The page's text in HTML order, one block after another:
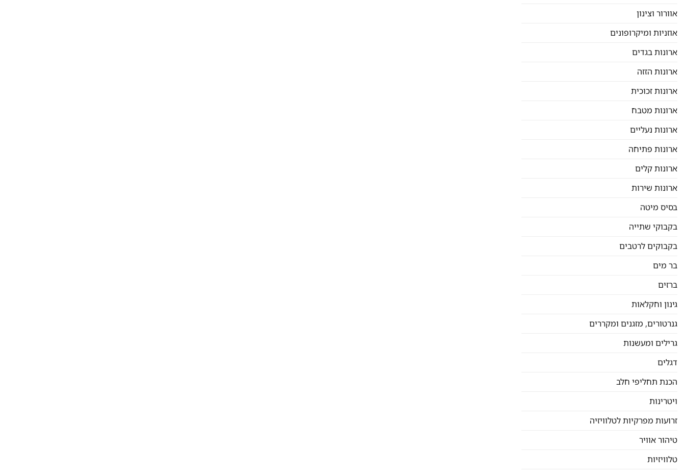
אוורור וצינון
אוזניות ומיקרופונים
ארונות בגדים
ארונות הזזה
ארונות זכוכית
ארונות מטבח
ארונות נעליים
ארונות פתיחה
ארונות קלים
ארונות שירות
בסיס מיטה
בקבוקי שתייה
בקבוקים לרטבים
בר מים
ברזים
גינון וחקלאות
גנרטורים, מזגנים ומקררים
גרילים ומעשנות
דגלים
הכנת תחליפי חלב
ויטרינות
זרועות מפרקיות לטלוויזיה
טיהור אוויר
טלוויזיות